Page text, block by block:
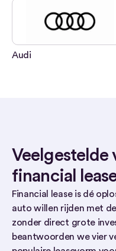
Audi
Veelgestelde
financial
Financial lease is dé
auto willen rijden met
zonder direct grote
beantwoorden we vier